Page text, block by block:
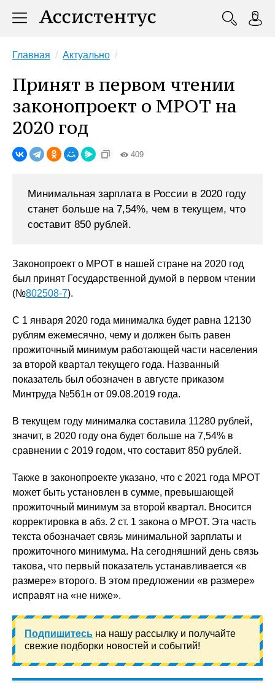
Главная Актуально
Принят в первом чтении
законопроект о МРОТ на
2020 год
409
Минимальная зарплата в России в 2020 году
станет больше на 7,54%, чем в текущем, что
составит 850 рублей.
Законопроект о МРОТ в нашей стране на 2020 год
был принят Государственной думой в первом чтении
(№802508-7).
С 1 января 2020 года минималка будет равна 12130
рублям ежемесячно, чему и должен быть равен
прожиточный минимум работающей части населения
за второй квартал текущего года. Названный
показатель был обозначен в августе приказом
Минтруда №561н от 09.08.2019 года.
В текущем году минималка составила 11280 рублей,
значит, в 2020 году она будет больше на 7,54% в
сравнении с 2019 годом, что составит 850 рублей.
Также в законопроекте указано, что с 2021 года МРОТ
может быть установлен в сумме, превышающей
прожиточный минимум за второй квартал. Вносится
корректировка в абз. 2 ст. 1 закона о МРОТ. Эта часть
текста обозначает связь минимальной зарплаты и
прожиточного минимума. На сегодняшний день связь
такова, что первый показатель устанавливается «в
размере» второго. В этом предложении «в размере»
исправят на «не ниже».
Подпишитесь на нашу рассылку и получайте
свежие подборки новостей и событий!